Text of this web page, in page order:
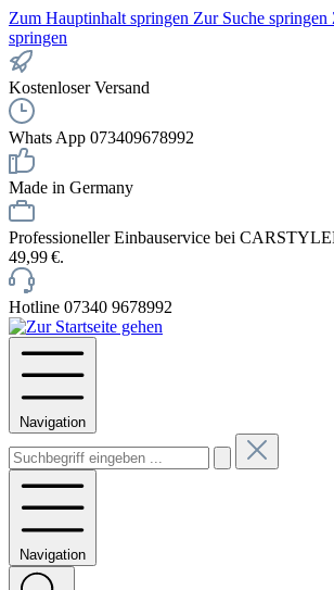
Zum Hauptinhalt springen Zur Suche springen
springen
Kostenloser Versand
Whats App 073409678992
Made in Germany
Professioneller Einbauservice bei
49,99 €.
Hotline 07340 9678992
Navigation
Navigation